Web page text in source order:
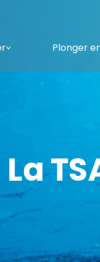
< Plonger
La